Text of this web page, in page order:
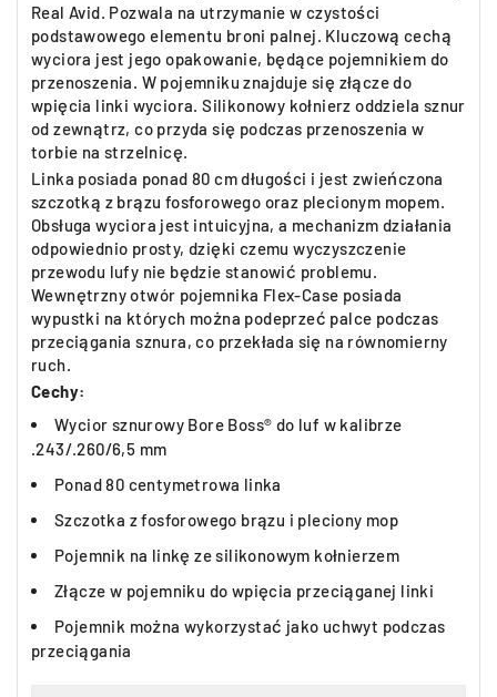
Real Avid. Pozwala na utrzymanie w czystości
podstawowego elementu broni palnej. Kluczową cechą
wyciora jest jego opakowanie, będące pojemnikiem do
przenoszenia. W pojemniku znajduje się złącze do
wpięcia linki wyciora. Silikonowy kołnierz oddziela sznur
od zewnątrz, co przyda się podczas przenoszenia w
torbie na strzelnicę.
Linka posiada ponad 80 cm długości i jest zwieńczona
szczotką z brązu fosforowego oraz plecionym mopem.
Obsługa wyciora jest intuicyjna, a mechanizm działania
odpowiednio prosty, dzięki czemu wyczyszczenie
przewodu lufy nie będzie stanowić problemu.
Wewnętrzny otwór pojemnika Flex-Case posiada
wypustki na których można podeprzeć palce podczas
przeciągania sznura, co przekłada się na równomierny
ruch.
Cechy:
Wycior sznurowy Bore Boss® do luf w kalibrze
.243/.260/6,5 mm
Ponad 80 centymetrowa linka
Szczotka z fosforowego brązu i pleciony mop
Pojemnik na linkę ze silikonowym kołnierzem
Złącze w pojemniku do wpięcia przeciąganej linki
Pojemnik można wykorzystać jako uchwyt podczas
przeciągania